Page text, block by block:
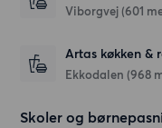
Viborgvej (601
Artas køkken &
Ekkodalen (968
Skoler og